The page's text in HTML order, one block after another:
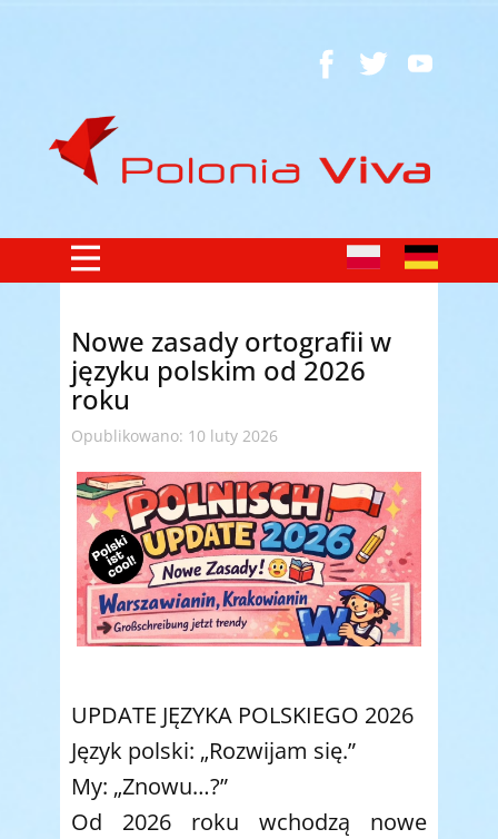
Nowe zasady ortografii w
języku polskim od 2026
roku
Opublikowano: 10 luty 2026
UPDATE JĘZYKA POLSKIEGO 2026
Język polski: „Rozwijam się.”
My: „Znowu…?”
Od 2026 roku wchodzą nowe